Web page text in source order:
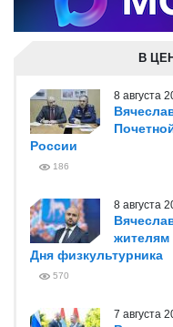
В
8 августа
России
186
8 августа
жителям
Дня физкультурника
570
7 августа